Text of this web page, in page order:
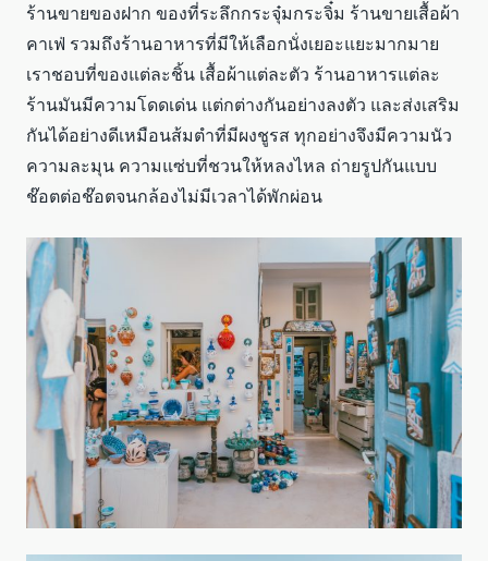
ร้านขายของฝาก ของที่ระลึกกระจุ๋มกระจิ๋ม ร้านขายเสื้อผ้า
คาเฟ่ รวมถึงร้านอาหารที่มีให้เลือกนั่งเยอะแยะมากมาย
เราชอบที่ของแต่ละชิ้น เสื้อผ้าแต่ละตัว ร้านอาหารแต่ละ
ร้านมันมีความโดดเด่น แต่กต่างกันอย่างลงตัว และส่งเสริม
กันได้อย่างดีเหมือนส้มตำที่มีผงชูรส ทุกอย่างจึงมีความนัว
ความละมุน ความแซ่บที่ชวนให้หลงไหล ถ่ายรูปกันแบบ
ช๊อตต่อช๊อตจนกล้องไม่มีเวลาได้พักผ่อน